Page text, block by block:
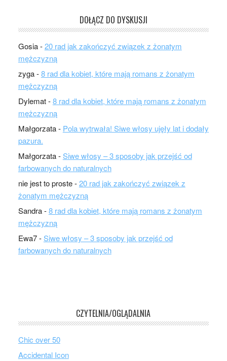
DOŁĄCZ DO DYSKUSJI
Gosia-20 rad jak zakończyć związek z żonatym
mężczyzną
zyga-8 rad dla kobiet, które mają romans z żonatym
mężczyzną
Dylemat-8 rad dla kobiet, które mają romans z żonatym
mężczyzną
Małgorzata- Pola wytrwała! Siwe włosy ujęły lat i dodały
pazura.
Małgorzata-Siwe włosy – 3 sposoby jak przejść od
farbowanych do naturalnych
nie jest to proste-20 rad jak zakończyć związek z
żonatym mężczyzną
Sandra-8 rad dla kobiet, które mają romans z żonatym
mężczyzną
Ewa7-Siwe włosy – 3 sposoby jak przejść od
farbowanych do naturalnych
CZYTELNIA/OGLĄDALNIA
Chic over 50
Accidental Icon